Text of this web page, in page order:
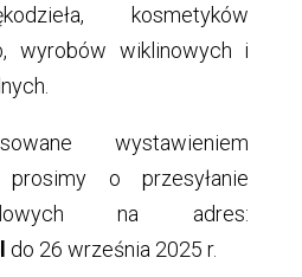
kosmetyków
wyrobów wiklinowych i
wystawieniem
o przesyłanie
na adres:
do 26 września 2025 r.